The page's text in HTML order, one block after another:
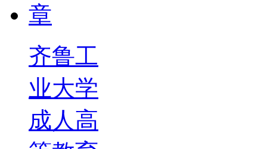
齐鲁工
业大学
成人高